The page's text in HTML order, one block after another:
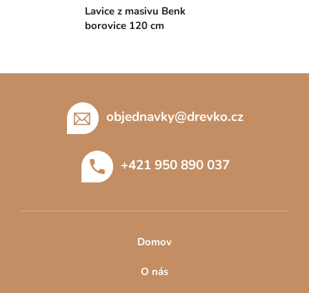
Lavice z masivu Benk
borovice 120 cm
objednavky@drevko.cz
+421 950 890 037
Domov
O nás